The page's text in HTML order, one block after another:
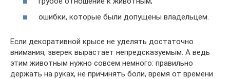
ошибки, которые были допущены владельцем.
Если декоративной крысе не уделять достаточно
внимания, зверек вырастает непредсказуемым. А ведь
этим животным нужно совсем немного: правильно
держать на руках, не причинять боли, время от времени